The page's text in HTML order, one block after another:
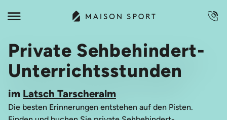
Private Sehbehindert-
Unterrichtsstunden
im Latsch Tarscheralm
Die besten Erinnerungen entstehen auf den Pisten.